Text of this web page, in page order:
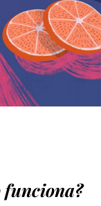
funciona?